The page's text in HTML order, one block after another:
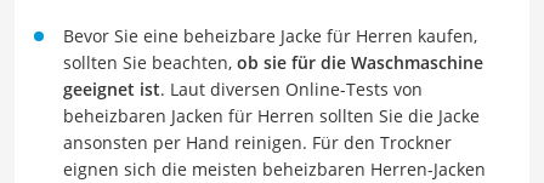
Bevor Sie eine beheizbare Jacke für Herren kaufen,
sollten Sie beachten, ob sie für die Waschmaschine
geeignet ist. Laut diversen Online-Tests von
beheizbaren Jacken für Herren sollten Sie die Jacke
ansonsten per Hand reinigen. Für den Trockner
eignen sich die meisten beheizbaren Herren-Jacken